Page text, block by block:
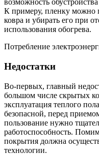
возможность
К примеру, пленку можно
ковра и убирать его при
использования обогрева.
Потребление
Недостатки
Во-первых, главный
большом числе скрытых
эксплуатация теплого
безопасной, перед
пользование нужно
работоспособность.
покрытия должна
технологии.